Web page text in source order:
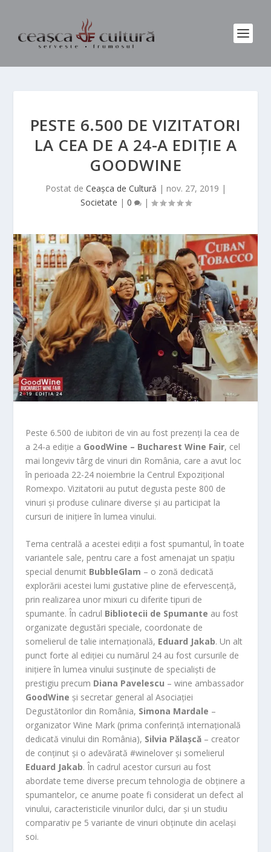
PESTE 6.500 DE VIZITATORI
LA CEA DE A 24-A EDIȚIE A
GOODWINE
Postat de Ceașca de Cultură | nov. 27, 2019 |
Societate | 0 |
Peste 6.500 de iubitori de vin au fost prezenți la cea de
a 24-a ediție a GoodWine – Bucharest Wine Fair, cel
mai longeviv târg de vinuri din România, care a avut loc
în perioada 22-24 noiembrie la Centrul Expozițional
Romexpo. Vizitatorii au putut degusta peste 800 de
vinuri și produse culinare diverse și au participat la
cursuri de inițiere în lumea vinului.
Tema centrală a acestei ediții a fost spumantul, în toate
variantele sale, pentru care a fost amenajat un spațiu
special denumit BubbleGlam – o zonă dedicată
explorării acestei lumi gustative pline de efervescență,
prin realizarea unor mixuri cu diferite tipuri de
spumante. În cadrul Bibliotecii de Spumante au fost
organizate degustări speciale, coordonate de
somelierul de talie internațională, Eduard Jakab. Un alt
punct forte al ediției cu numărul 24 au fost cursurile de
inițiere în lumea vinului susținute de specialiști de
prestigiu precum Diana Pavelescu – wine ambassador
GoodWine și secretar general al Asociației
Degustătorilor din România, Simona Mardale –
organizator Wine Mark (prima conferință internațională
dedicată vinului din România), Silvia Pălașcă – creator
de conținut și o adevărată #winelover și somelierul
Eduard Jakab. În cadrul acestor cursuri au fost
abordate teme diverse precum tehnologia de obținere a
spumantelor, ce anume poate fi considerat un defect al
vinului, caracteristicile vinurilor dulci, dar și un studiu
comparativ pe 5 variante de vinuri obținute din același
soi.